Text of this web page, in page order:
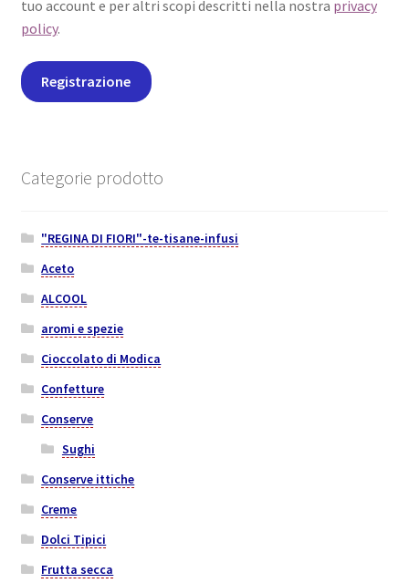
tuo account e per altri scopi descritti nella nostra privacy
policy.
Registrazione
Categorie prodotto
"REGINA DI FIORI"-te-tisane-infusi
Aceto
ALCOOL
aromi e spezie
Cioccolato di Modica
Confetture
Conserve
Sughi
Conserve ittiche
Creme
Dolci Tipici
Frutta secca